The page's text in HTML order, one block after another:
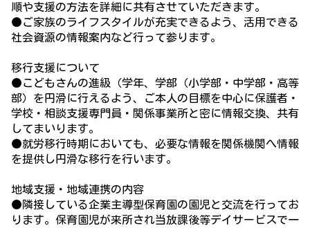
順や支援の方法を詳細に共有させていただきます。
●ご家族のライフスタイルが充実できるよう、活用できる
社会資源の情報案内など行って参ります。
移行支援について
●こどもさんの進級（学年、学部（小学部・中学部・高等
部）を円滑に行えるよう、ご本人の目標を中心に保護者・
学校・相談支援専門員・関係事業所と密に情報交換、共有
してまいります。
●就労移行時期においても、必要な情報を関係機関へ情報
を提供し円滑な移行を行います。
地域支援・地域連携の内容
●隣接している企業主導型保育園の園児と交流を行ってお
ります。保育園児が来所され当放課後等デイサービスで一